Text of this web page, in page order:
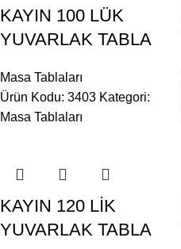
KAYIN 100 LÜK
YUVARLAK TABLA
Masa Tablaları
Ürün Kodu: 3403 Kategori:
Masa Tablaları
KAYIN 120 LİK
YUVARLAK TABLA